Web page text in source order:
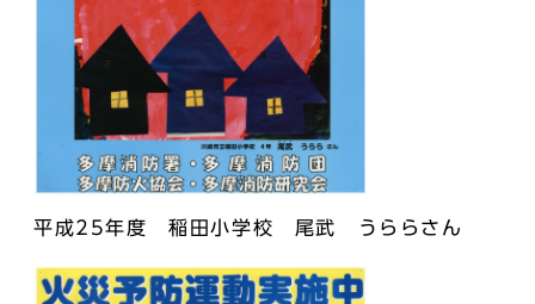
平成25年度 稲田小学校 尾武 うららさん